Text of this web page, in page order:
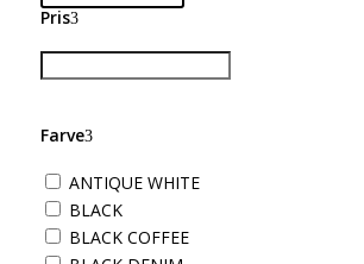
Pris
Farve
ANTIQUE WHITE
BLACK
BLACK COFFEE